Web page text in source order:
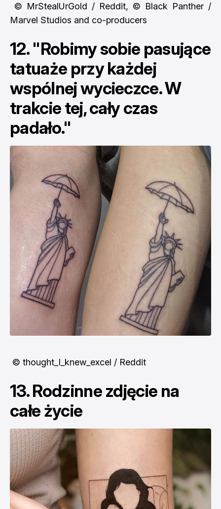
© MrStealUrGold / Reddit, © Black Panther /
Marvel Studios and co-producers
12. "Robimy sobie pasujące
tatuaże przy każdej
wspólnej wycieczce. W
trakcie tej, cały czas
padało."
© thought_I_knew_excel / Reddit
13. Rodzinne zdjęcie na
całe życie